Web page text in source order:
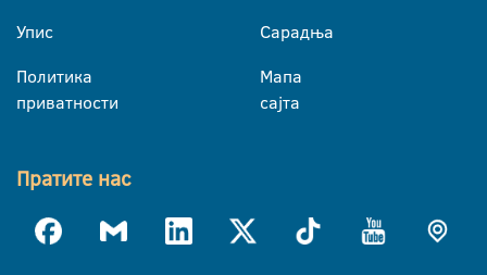
Упис
Политика
приватности
Сарадња
Мапа
сајта
Пратите нас